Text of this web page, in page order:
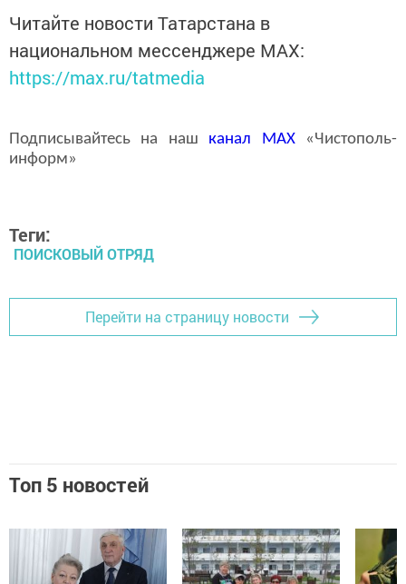
Читайте новости Татарстана в
национальном мессенджере MАХ:
https://max.ru/tatmedia
Подписывайтесь на наш канал MAX«Чистополь-
информ»
Теги:
ПОИСКОВЫЙ ОТРЯД
Перейти на страницу новости
Топ 5 новостей